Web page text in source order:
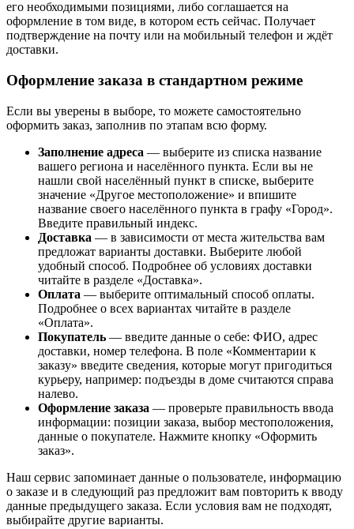
его необходимыми позициями, либо соглашается на
оформление в том виде, в котором есть сейчас. Получает
подтверждение на почту или на мобильный телефон и ждёт
доставки.
Оформление заказа в стандартном режиме
Если вы уверены в выборе, то можете самостоятельно
оформить заказ, заполнив по этапам всю форму.
Заполнение адреса — выберите из списка название
вашего региона и населённого пункта. Если вы не
нашли свой населённый пункт в списке, выберите
значение «Другое местоположение» и впишите
название своего населённого пункта в графу «Город».
Введите правильный индекс.
Доставка — в зависимости от места жительства вам
предложат варианты доставки. Выберите любой
удобный способ. Подробнее об условиях доставки
читайте в разделе «Доставка».
Оплата — выберите оптимальный способ оплаты.
Подробнее о всех вариантах читайте в разделе
«Оплата».
Покупатель — введите данные о себе: ФИО, адрес
доставки, номер телефона. В поле «Комментарии к
заказу» введите сведения, которые могут пригодиться
курьеру, например: подъезды в доме считаются справа
налево.
Оформление заказа — проверьте правильность ввода
информации: позиции заказа, выбор местоположения,
данные о покупателе. Нажмите кнопку «Оформить
заказ».
Наш сервис запоминает данные о пользователе, информацию
о заказе и в следующий раз предложит вам повторить к вводу
данные предыдущего заказа. Если условия вам не подходят,
выбирайте другие варианты.